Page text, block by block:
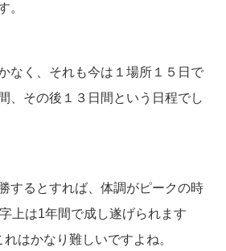
。
なく、それも今は１場所１５日で
、その後１３日間という日程でし
するとすれば、体調がピークの時
上は1年間で成し遂げられます
はかなり難しいですよね。